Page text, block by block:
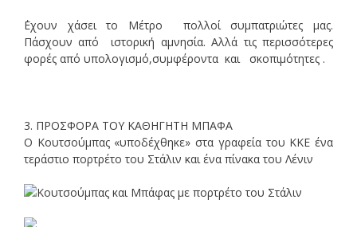
΄Εχουν χάσει το Μέτρο πολλοί συμπατριώτες μας.
Πάσχουν από ιστορική αμνησία. Αλλά τις περισσότερες
φορές από υπολογισμό,συμφέροντα και σκοπιμότητες .
3. ΠΡΟΣΦΟΡΑ ΤΟΥ ΚΑΘΗΓΗΤΗ ΜΠΑΦΑ
Ο Κουτσούμπας «υποδέχθηκε» στα γραφεία του ΚΚΕ ένα
τεράστιο πορτρέτο του Στάλιν και ένα πίνακα του Λένιν